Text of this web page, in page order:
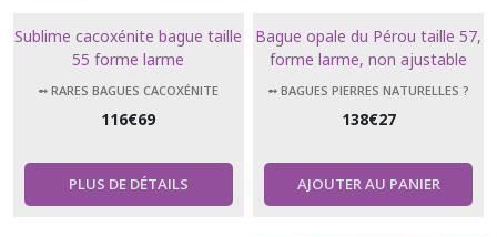
Sublime cacoxénite bague taille
55 forme larme
➻ RARES BAGUES CACOXÉNITE
116€69
PLUS DE DÉTAILS
Bague opale du Pérou taille 57,
forme larme, non ajustable
➻ BAGUES PIERRES NATURELLES ?
138€27
AJOUTER AU PANIER